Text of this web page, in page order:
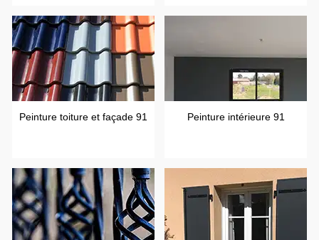
Peinture toiture et façade 91 Peinture intérieure 91